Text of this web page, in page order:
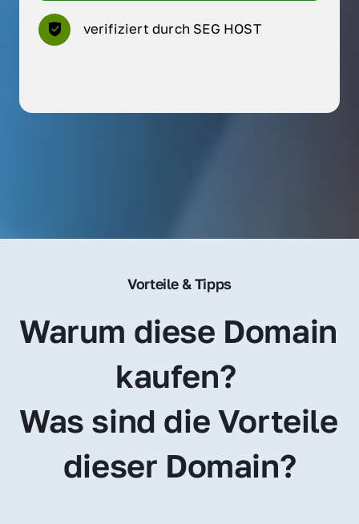
verifiziert durch SEG HOST
Vorteile & Tipps
Warum diese Domain
kaufen?
Was sind die Vorteile
dieser Domain?